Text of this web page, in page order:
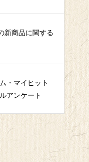
新商品に関する
・マイヒット
アンケート